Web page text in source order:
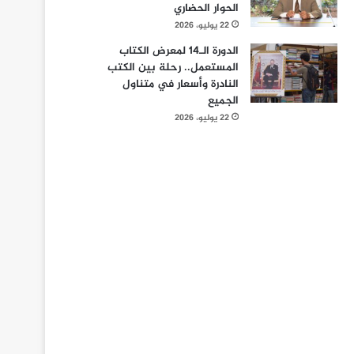
الحوار الحضاري
22 يوليو، 2026
الدورة الـ14 لمعرض الكتاب
المستعمل.. رحلة بين الكتب
النادرة وأسعار في متناول
الجميع
22 يوليو، 2026